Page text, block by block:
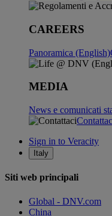
CAREERS
Panoramica (English)
MEDIA
News e comunicati
Sign in to Veracity
Italy
Siti web principali
Global - DNV.com
China